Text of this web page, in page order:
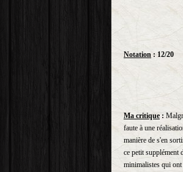
Notation : 12/20
Ma critique :
faute à une
manière de s'en
ce petit supplément
minimalistes qui ont